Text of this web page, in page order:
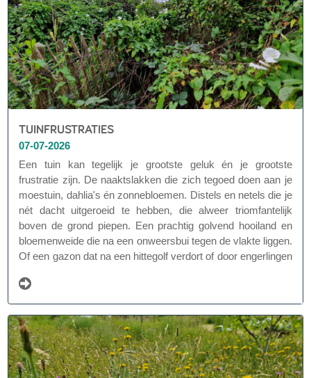
TUINFRUSTRATIES
07-07-2026
Een tuin kan tegelijk je grootste geluk én je grootste
frustratie zijn. De naaktslakken die zich tegoed doen aan je
moestuin, dahlia's én zonnebloemen. Distels en netels die je
nét dacht uitgeroeid te hebben, die alweer triomfantelijk
boven de grond piepen. Een prachtig golvend hooiland en
bloemenweide die na een onweersbui tegen de vlakte liggen.
Of een gazon dat na een hittegolf verdort of door engerlingen
met een wurggreep rond struiken en vaste planten slingert.
Borders die langzaam vergrassen, ondanks de mulch en
biotextiel.